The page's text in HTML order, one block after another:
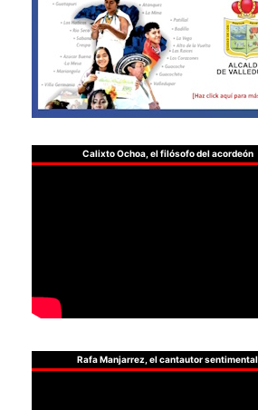
Calixto Ochoa, el filósofo del acordeón
Rafa Manjarrez, el cantautor sentimental